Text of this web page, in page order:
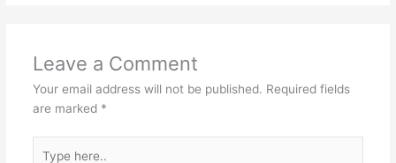
Leave a Comment
Your email address will not be published. Required fields
are marked *